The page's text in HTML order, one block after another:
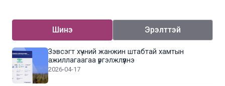
Шинэ Эрэлттэй
Зэвсэгт хүчний жанжин штабтай хамтын
ажиллагаагаа үргэлжлүүлнэ
2026-04-17